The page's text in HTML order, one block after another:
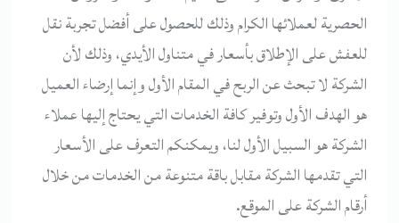
الحصرية لعملائها الكرام وذلك للحصول على أفضل تجربة نقل
للعفش على الإطلاق بأسعار في متناول الأيدي، وذلك لأن
الشركة لا تبحث عن الربح في المقام الأول وإنما إرضاء العميل
هو الهدف الأول وتوفير كافة الخدمات التي يحتاج إليها عملاء
الشركة هو السبيل الأول لنا، ويمكنكم التعرف على الأسعار
التي تقدمها الشركة مقابل باقة متنوعة من الخدمات من خلال
أرقام الشركة على الموقع.